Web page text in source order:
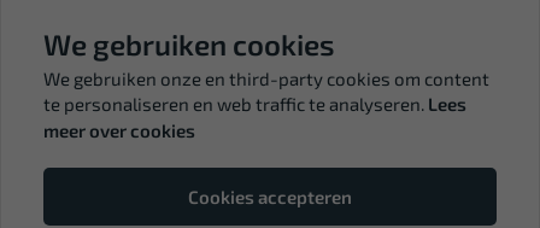
BTW: NL819958657B01
We gebruiken cookies
We gebruiken onze en third-party cookies om content
te personaliseren en web traffic te analyseren. Lees
meer over cookies
Cookies accepteren